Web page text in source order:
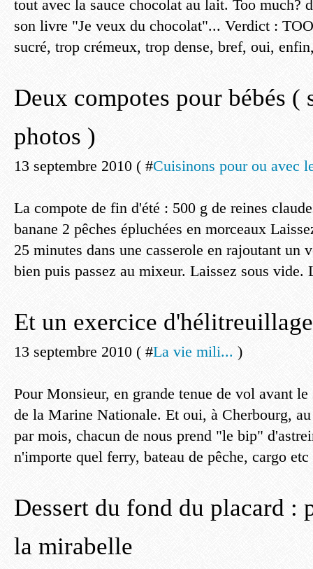
tout avec la sauce chocolat au lait. Too much?
son livre "Je veux du chocolat"... Verdict :
sucré, trop crémeux, trop dense, bref, oui,
Deux compotes pour bébés (
photos )
13 septembre 2010 ( #Cuisinons pour ou avec
La compote de fin d'été : 500 g de reines
banane 2 pêches épluchées en morceaux
25 minutes dans une casserole en rajoutant un
bien puis passez au mixeur. Laissez sous vide.
Et un exercice
13 septembre 2010 ( #La vie mili... )
Pour Monsieur, en grande tenue de vol avant
de la Marine Nationale. Et oui, à Cherbourg,
par mois, chacun de nous prend "le bip"
n'importe quel ferry, bateau de pêche, cargo
Dessert du fond du placard :
la mirabelle